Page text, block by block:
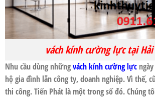
vách kính cường lực tại Hải
Nhu cầu dùng nhữngvách kính cường lực
hộ gia đình lẫn công ty, doanh nghiệp. Vì thế,
thi công.Tiến Phát là một trong số đó. Chúng